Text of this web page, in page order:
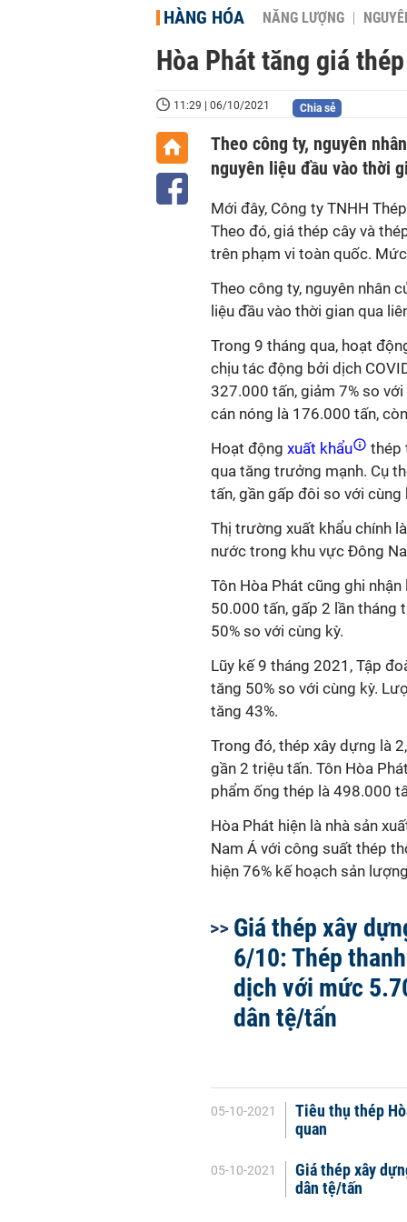
HÀNG HÓA NĂNG LƯỢNG
Hòa Phát tăng giá
11:29 | 06/10/2021 Chia sẻ
Theo công ty, nguyên
nguyên liệu đầu vào thời
Mới đây, Công ty TNHH
Theo đó, giá thép cây và
trên phạm vi toàn quốc.
Theo công ty, nguyên nhân
liệu đầu vào thời gian qua
Trong 9 tháng qua, hoạt
chịu tác động bởi dịch
327.000 tấn, giảm 7% so
cán nóng là 176.000 tấn,
Hoạt động xuất khẩu
thép
qua tăng trưởng mạnh. Cụ
tấn, gần gấp đôi so với cùng
Thị trường xuất khẩu chính
nước trong khu vực Đông
Tôn Hòa Phát cũng ghi
50.000 tấn, gấp 2 lần tháng
50% so với cùng kỳ.
Lũy kế 9 tháng 2021, Tập
tăng 50% so với cùng kỳ.
tăng 43%.
Trong đó, thép xây dựng là
gần 2 triệu tấn. Tôn Hòa
phẩm ống thép là 498.000
Hòa Phát hiện là nhà sản
Nam Á với công suất thép
hiện 76% kế hoạch sản
Giá thép xây
6/10: Thép
dịch với mức
dân tệ/tấn
05-10-2021
Tiêu thụ thép
quan
05-10-2021
Giá thép xây
dân tệ/tấn